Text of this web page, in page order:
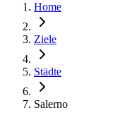
Home
Ziele
Städte
Salerno